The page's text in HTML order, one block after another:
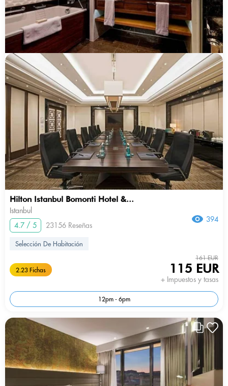
Hilton Istanbul Bomonti Hotel &...
Istanbul
4.7 / 5
23156 Reseñas
394
Selección De Habitación
2.23 Fichas
161 EUR
115 EUR
+ Impuestos y tasas
12pm - 6pm